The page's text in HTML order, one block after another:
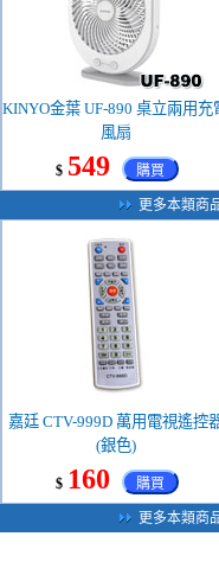
KINYO金葉 UF-890 桌立兩用充
風扇
$ 549 購買
更多本類商
嘉廷 CTV-999D 萬用電視遙控
(銀色)
$ 160 購買
更多本類商